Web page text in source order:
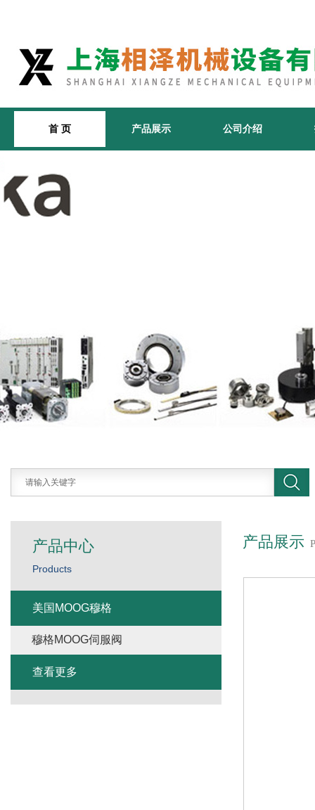
首 页 产品展示 公司介绍
产品展示
产品中心
Products
美国MOOG穆格
穆格MOOG伺服阀
查看更多